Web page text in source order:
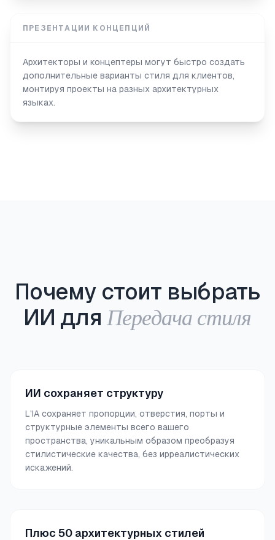
ПРЕЗЕНТАЦИИ КОНЦЕПЦИЙ
Архитекторы и концептеры могут быстро создать
дополнительные варианты стиля для клиентов,
монтируя проекты на разных архитектурных
языках.
Почему стоит выбрать
ИИ для Передача стиля
ИИ сохраняет структуру
L'IA сохраняет пропорции, отверстия, порты и
структурные элементы всего вашего
пространства, уникальным образом преобразуя
стилистические качества, без ирреалистических
искажений.
Плюс 50 архитектурных стилей